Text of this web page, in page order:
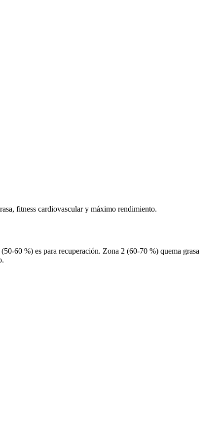
fitness cardiovascular y máximo rendimiento.
60 %) es para recuperación. Zona 2 (60-70 %) quema grasa